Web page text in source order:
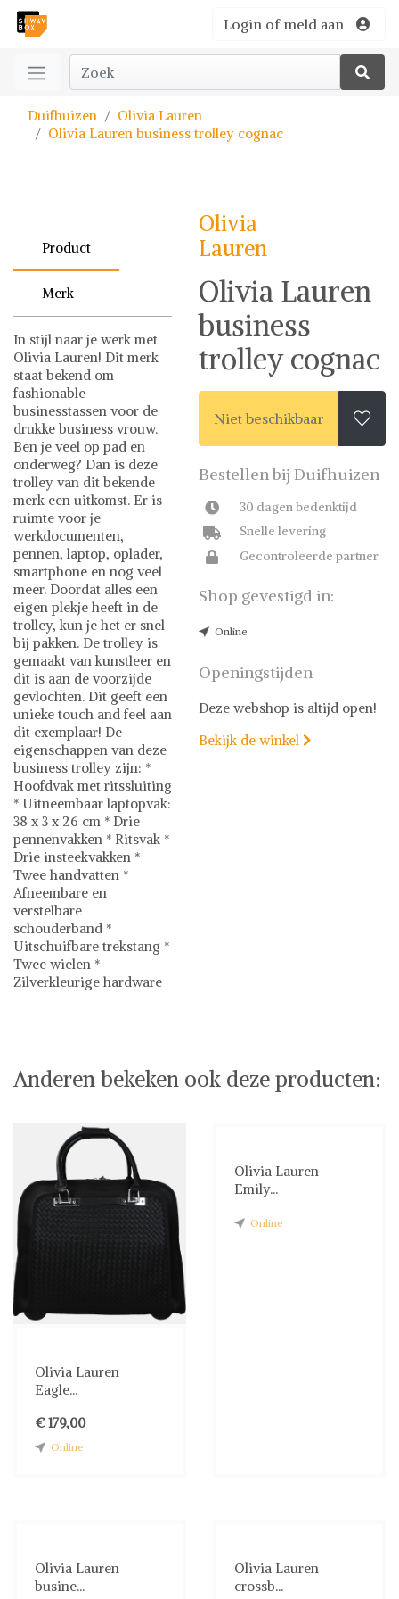
Login of meld aan
Duifhuizen
Olivia Lauren
Olivia Lauren business trolley cognac
Product
Merk
In stijl naar je werk met
Olivia Lauren! Dit merk
staat bekend om
fashionable
businesstassen voor de
drukke business vrouw.
Ben je veel op pad en
onderweg? Dan is deze
trolley van dit bekende
merk een uitkomst. Er is
ruimte voor je
werkdocumenten,
pennen, laptop, oplader,
smartphone en nog veel
meer. Doordat alles een
eigen plekje heeft in de
trolley, kun je het er snel
bij pakken. De trolley is
gemaakt van kunstleer en
dit is aan de voorzijde
gevlochten. Dit geeft een
unieke touch and feel aan
dit exemplaar! De
eigenschappen van deze
business trolley zijn: *
Hoofdvak met ritssluiting
* Uitneembaar laptopvak:
38 x 3 x 26 cm * Drie
pennenvakken * Ritsvak *
Drie insteekvakken *
Twee handvatten *
Afneembare en
verstelbare
schouderband *
Uitschuifbare trekstang *
Twee wielen *
Zilverkleurige hardware
Olivia
Lauren
Olivia Lauren
business
trolley cognac
Niet beschikbaar 
Bestellen bij Duifhuizen
30 dagen bedenktijd
Snelle levering
Gecontroleerde partner
Shop gevestigd in:
Online
Openingstijden
Deze webshop is altijd open!
Bekijk de winkel 
Anderen bekeken ook deze producten:
Olivia Lauren
Eagle...
€ 179,00
Online
Olivia Lauren
Emily...
Online
Olivia Lauren
busine...
Olivia Lauren
crossb...